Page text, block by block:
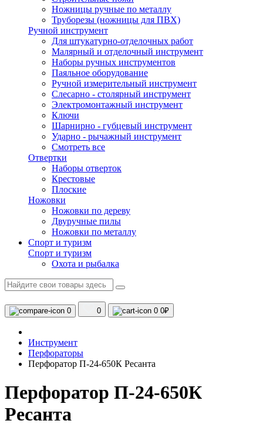
Ножницы ручные по металлу
Труборезы (ножницы для ПВХ)
Ручной инструмент
Для штукатурно-отделочных работ
Малярный и отделочный инструмент
Наборы ручных инструментов
Паяльное оборудование
Ручной измерительный инструмент
Слесарно - столярный инструмент
Электромонтажный инструмент
Ключи
Шарнирно - губцевый инструмент
Ударно - рычажный инструмент
Смотреть все
Отвертки
Наборы отверток
Крестовые
Плоские
Ножовки
Ножовки по дереву
Двуручные пилы
Ножовки по металлу
Спорт и туризм
Спорт и туризм
Охота и рыбалка
0 0 0 0₽
Инструмент
Перфораторы
Перфоратор П-24-650К Ресанта
Перфоратор П-24-650К
Ресанта